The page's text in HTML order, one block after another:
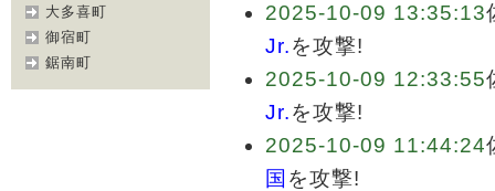
大多喜町
御宿町
鋸南町
2025-10-09 13:35:13
Jr.を攻撃!
2025-10-09 12:33:55
Jr.を攻撃!
2025-10-09 11:44:24
国 を攻撃!